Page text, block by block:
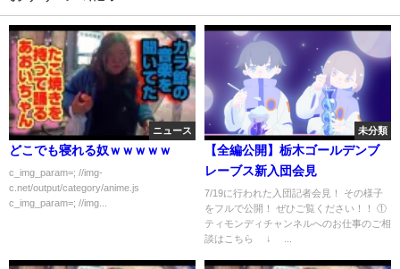
ニュース
どこでも寝れる奴ｗｗｗｗｗ
c_img_param=; //img-
c.net/output/category/anime.js
c_img_param=; //img...
未分類
【全編公開】栃木ゴールデンブ
レーブス新入団会見
7/19に行われた入団記者会見！ その様子
をフルで公開！ ぜひご覧ください！！ ①
ティモンディチャンネルへのお仕事のご相
談はこちら ↓ ...